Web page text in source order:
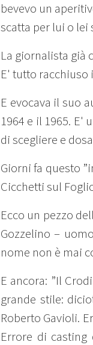
bevevo un
scatta per lui o
La giornalista già
E' tutto racchiuso
E evocava il suo
1964 e il 1965. E'
di scegliere e
Giorni fa questo
Cicchetti sul
Ecco un pezzo
Gozzelino –
nome non è mai
E ancora: ”Il
grande stile:
Roberto Gavioli.
Errore di